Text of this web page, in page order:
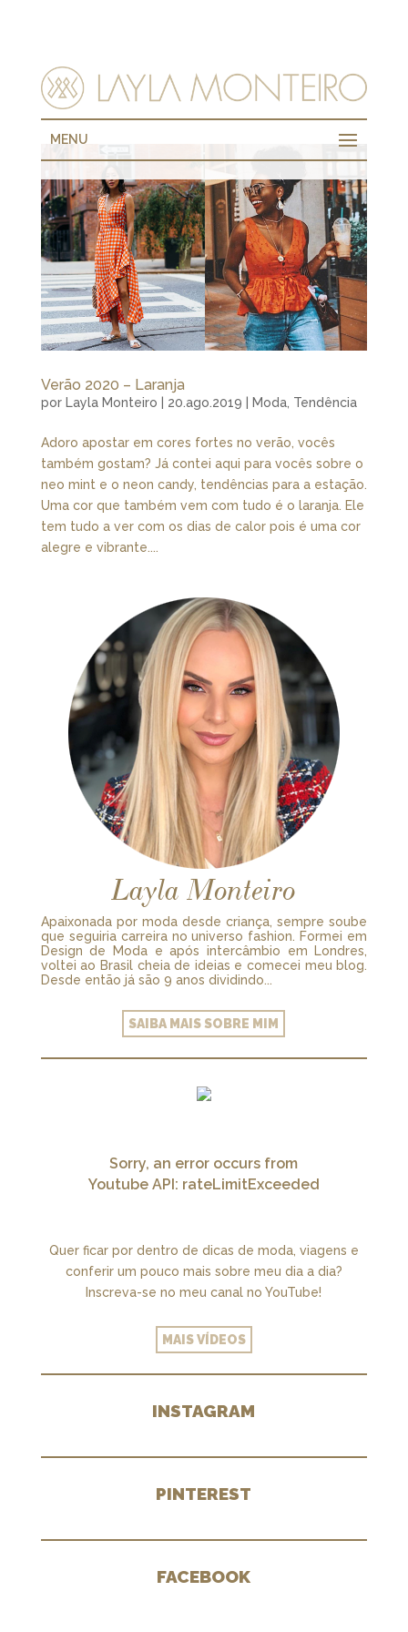
MENU
Verão 2020 – Laranja
por Layla Monteiro 20.ago.2019 Moda, Tendência
Adoro apostar em cores fortes no verão, vocês
também gostam? Já contei aqui para vocês sobre o
neo mint e o neon candy, tendências para a estação.
Uma cor que também vem com tudo é o laranja. Ele
tem tudo a ver com os dias de calor pois é uma cor
alegre e vibrante....
Layla Monteiro
Apaixonada por moda desde criança, sempre soube
que seguiria carreira no universo fashion. Formei em
Design de Moda e após intercâmbio em Londres,
voltei ao Brasil cheia de ideias e comecei meu blog.
Desde então já são 9 anos dividindo...
SAIBA MAIS SOBRE MIM
Sorry, an error occurs from
Youtube API: rateLimitExceeded
Quer ficar por dentro de dicas de moda, viagens e
conferir um pouco mais sobre meu dia a dia?
Inscreva-se no meu canal no YouTube!
MAIS VÍDEOS
INSTAGRAM
PINTEREST
FACEBOOK